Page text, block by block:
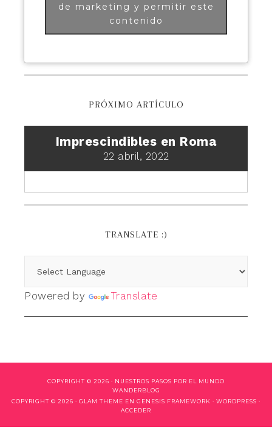
de marketing y permitir este
contenido
PRÓXIMO ARTÍCULO
Imprescindibles en Roma
22 abril, 2022
TRANSLATE :)
Powered by Translate
COPYRIGHT © 2026 · NUESTROS PASOS POR EL MUNDO
WANDERBLOG
COPYRIGHT © 2026 · GLAM THEME EN GENESIS FRAMEWORK · WORDPRESS ·
ACCEDER